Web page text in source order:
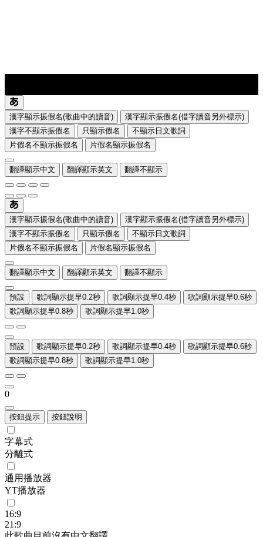
漢字顯示振假名(歌曲中的讀音)
漢字顯示振假名(借字讀音另外標示)
漢字不顯示振假名
只顯示假名
不顯示日文歌詞
片假名不顯示振假名
片假名顯示振假名
翻譯顯示中文 翻譯顯示英文 翻譯不顯示
漢字顯示振假名(歌曲中的讀音)
漢字顯示振假名(借字讀音另外標示)
漢字不顯示振假名
只顯示假名
不顯示日文歌詞
片假名不顯示振假名
片假名顯示振假名
翻譯顯示中文 翻譯顯示英文 翻譯不顯示
預設 歌詞顯示提早0.2秒 歌詞顯示提早0.4秒
歌詞顯示提早0.6秒
歌詞顯示提早0.8秒
歌詞顯示提早1.0秒
預設 歌詞顯示提早0.2秒 歌詞顯示提早0.4秒
歌詞顯示提早0.6秒
歌詞顯示提早0.8秒
歌詞顯示提早1.0秒
0
按鈕提示 按鈕說明
字幕式
分離式
通用播放器
YT播放器
16:9
21:9